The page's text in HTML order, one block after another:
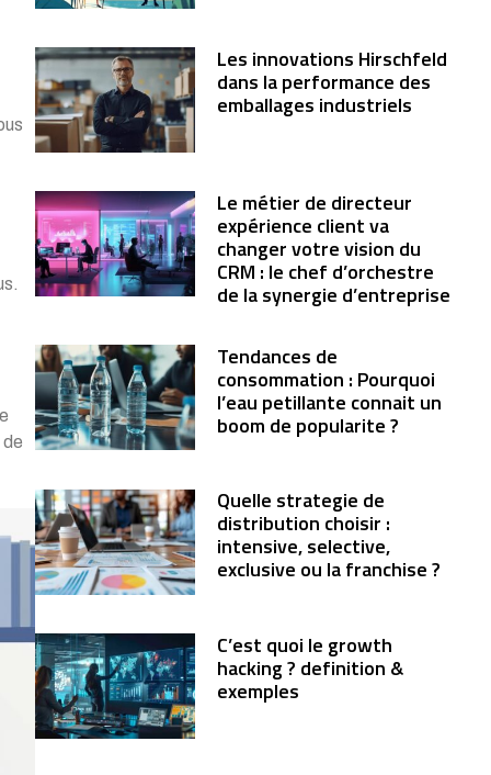
de
Les innovations Hirschfeld
dans la performance des
emballages industriels
Le métier de directeur
expérience client va
changer votre vision du
CRM : le chef d’orchestre
de la synergie d’entreprise
Tendances de
consommation : Pourquoi
l’eau petillante connait un
boom de popularite ?
Quelle strategie de
distribution choisir :
intensive, selective,
exclusive ou la franchise ?
C’est quoi le growth
hacking ? definition &
exemples